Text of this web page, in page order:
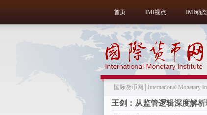
首页 IMI视点 IMI动态
国际货币网│International Monetary
王剑：从监管逻辑深度解